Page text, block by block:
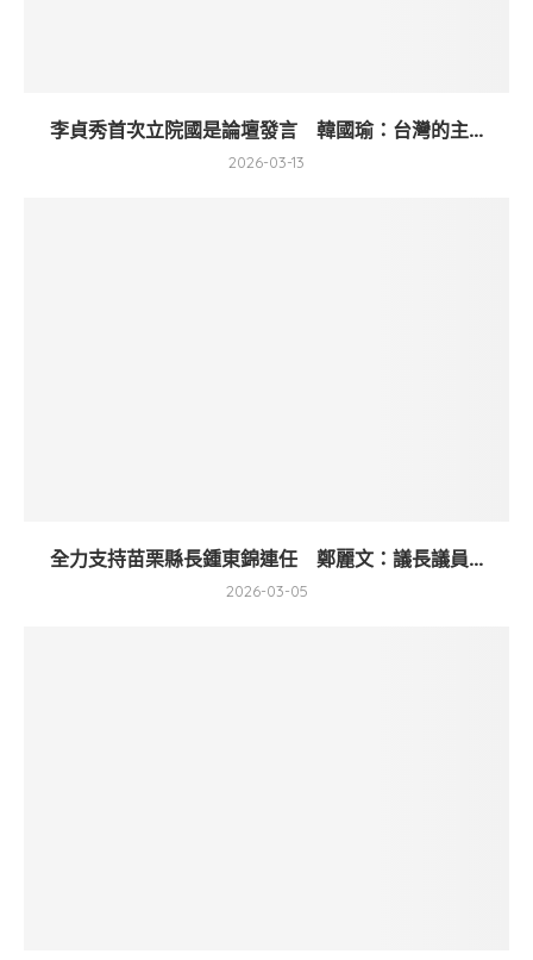
李貞秀首次立院國是論壇發言 韓國瑜：台灣的主...
2026-03-13
全力支持苗栗縣長鍾東錦連任 鄭麗文：議長議員...
2026-03-05